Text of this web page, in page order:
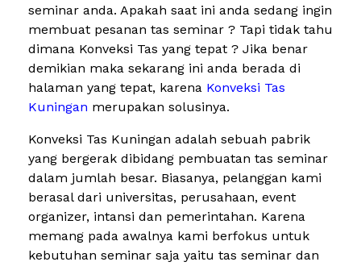
seminar anda. Apakah saat ini anda sedang ingin
membuat pesanan tas seminar ? Tapi tidak tahu
dimana Konveksi Tas yang tepat ? Jika benar
demikian maka sekarang ini anda berada di
halaman yang tepat, karena Konveksi Tas
Kuningan merupakan solusinya.
Konveksi Tas Kuningan adalah sebuah pabrik
yang bergerak dibidang pembuatan tas seminar
dalam jumlah besar. Biasanya, pelanggan kami
berasal dari universitas, perusahaan, event
organizer, intansi dan pemerintahan. Karena
memang pada awalnya kami berfokus untuk
kebutuhan seminar saja yaitu tas seminar dan